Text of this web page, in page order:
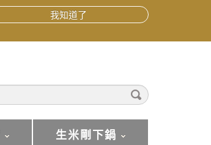
生米剛下鍋
我知道了